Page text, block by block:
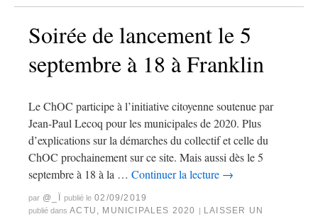
Soirée de lancement le 5
septembre à 18 à Franklin
Le ChOC participe à l’initiative citoyenne soutenue par
Jean-Paul Lecoq pour les municipales de 2020. Plus
d’explications sur la démarches du collectif et celle du
ChOC prochainement sur ce site. Mais aussi dès le 5
septembre à 18 à la … Continuer la lecture →
par @_Ï publié le 02/09/2019
publié dans ACTU MUNICIPALES 2020 | LAISSER UN